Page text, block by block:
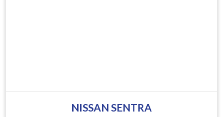
NISSAN SENTRA